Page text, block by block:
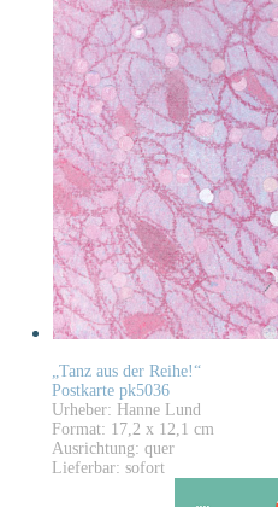
„Tanz aus der Reihe!“
Postkarte pk5036
Urheber: Hanne Lund
Format: 17,2 x 12,1 cm
Ausrichtung: quer
Lieferbar: sofort